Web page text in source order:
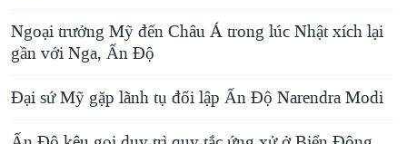
Ngoại trưởng Mỹ đến Châu Á trong lúc Nhật xích lại
gần với Nga, Ấn Ðộ
Đại sứ Mỹ gặp lãnh tụ đối lập Ấn Độ Narendra Modi